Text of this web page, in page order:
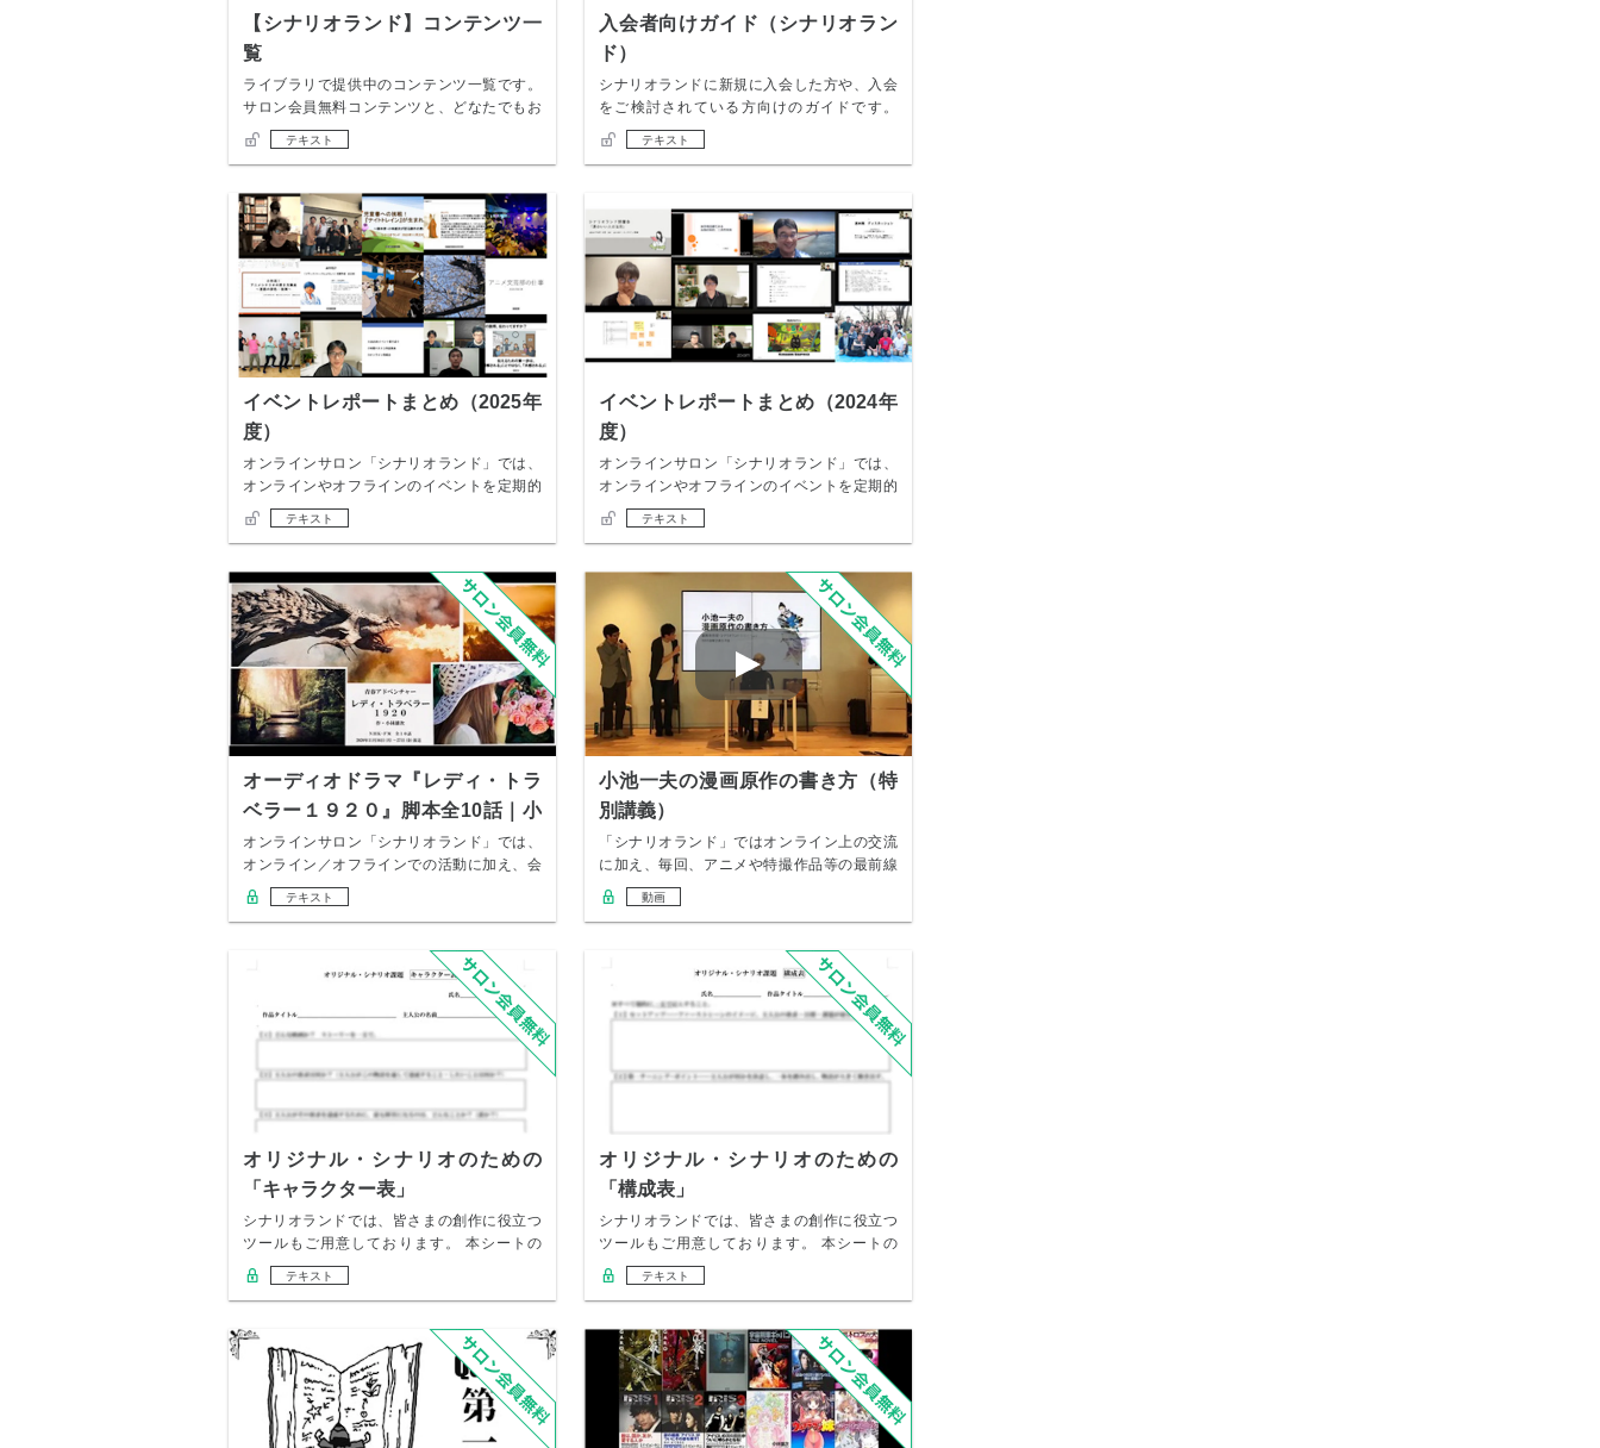
【シナリオランド】コンテンツ一
覧
ライブラリで提供中のコンテンツ一覧です。
サロン会員無料コンテンツと、どなたでもお
読み頂ける…
テキスト
入会者向けガイド（シナリオラン
ド）
シナリオランドに新規に入会した方や、入会
をご検討されている方向けのガイドです。
（オンライ…
テキスト
イベントレポートまとめ（2025年
度）
オンラインサロン「シナリオランド」では、
オンラインやオフラインのイベントを定期的
に開催して…
テキスト
イベントレポートまとめ（2024年
度）
オンラインサロン「シナリオランド」では、
オンラインやオフラインのイベントを定期的
に開催して…
テキスト
オーディオドラマ『レディ・トラ
ベラー１９２０』脚本全10話｜小
林雄次
オンラインサロン「シナリオランド」では、
オンライン／オフラインでの活動に加え、会
員特典とし…
テキスト
小池一夫の漫画原作の書き方（特
別講義）
「シナリオランド」ではオンライン上の交流
に加え、毎回、アニメや特撮作品等の最前線
で活躍して…
動画
オリジナル・シナリオのための
「キャラクター表」
シナリオランドでは、皆さまの創作に役立つ
ツールもご用意しております。 本シートの
「キャラク…
テキスト
オリジナル・シナリオのための
「構成表」
シナリオランドでは、皆さまの創作に役立つ
ツールもご用意しております。 本シートの
「構成表」…
テキスト